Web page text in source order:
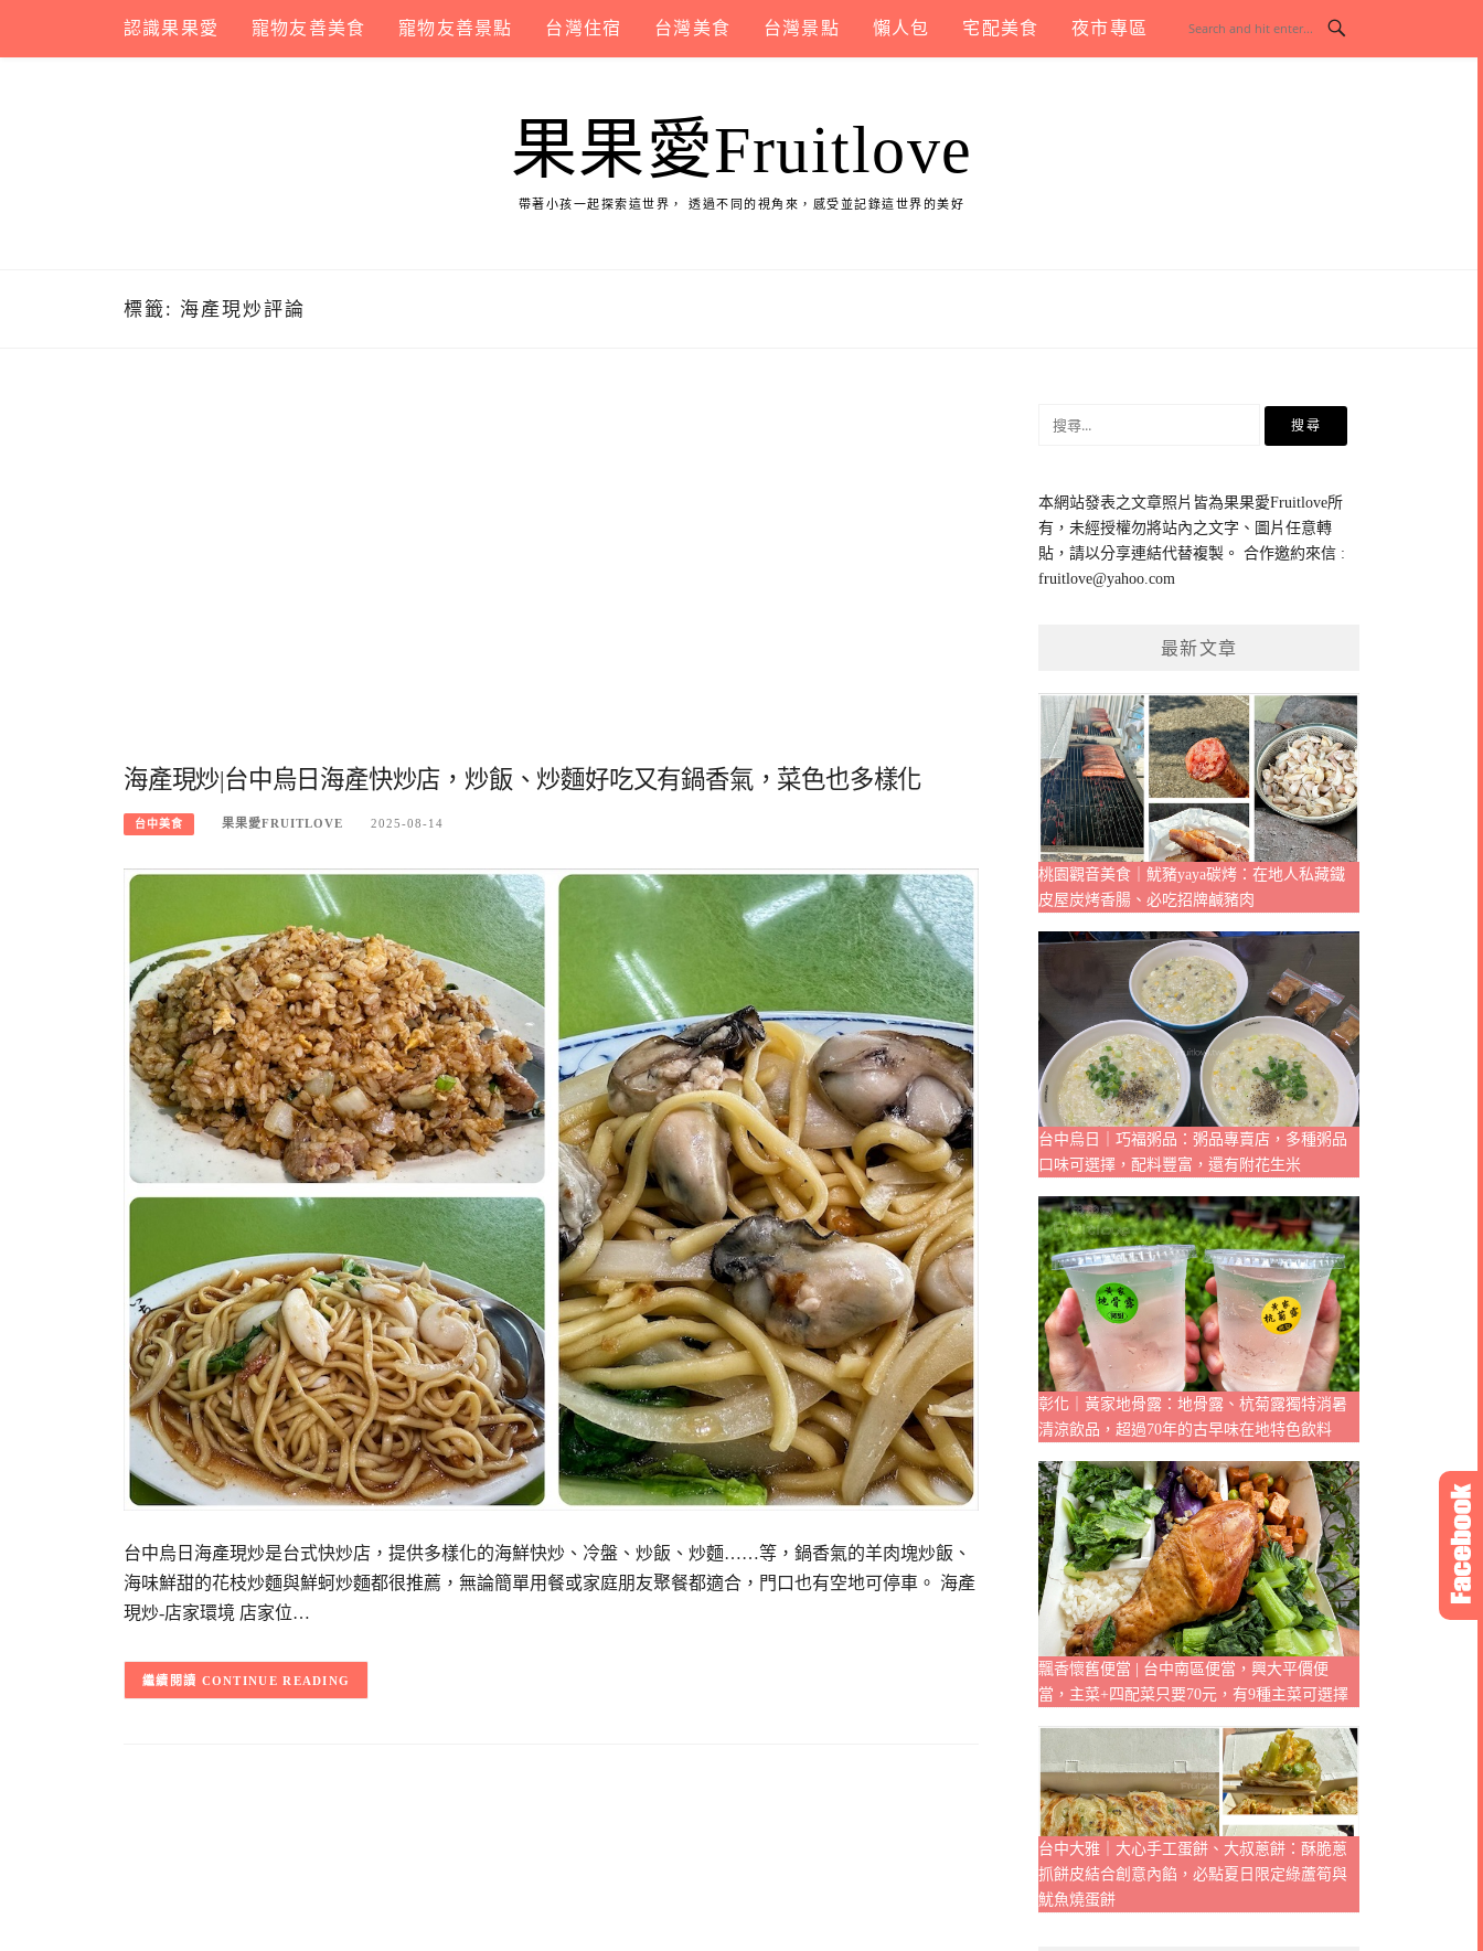
content
認識果果愛 寵物友善美食 寵物友善景點 台灣住宿 台灣美食 台灣景點 懶人包 宅配美食 夜市專區
果果愛Fruitlove
帶著小孩一起探索這世界， 透過不同的視角來，感受並記錄這世界的美好
標籤: 海產現炒評論
海產現炒|台中烏日海產快炒店，炒飯、炒麵好吃又有鍋香氣，菜色也多樣化
台中美食 果果愛FRUITLOVE 2025-08-14
台中烏日海產現炒是台式快炒店，提供多樣化的海鮮快炒、冷盤、炒飯、炒麵……等，鍋香氣的羊肉塊炒飯、
海味鮮甜的花枝炒麵與鮮蚵炒麵都很推薦，無論簡單用餐或家庭朋友聚餐都適合，門口也有空地可停車。 海產
現炒-店家環境 店家位…
CONTINUE READING
鍵
字:
本網站發表之文章照片皆為果果愛Fruitlove所
有，未經授權勿將站內之文字、圖片任意轉
貼，請以分享連結代替複製。 合作邀約來信 :
fruitlove@yahoo.com
最新文章
桃園觀音美食｜魷豬yaya碳烤：在地人私藏鐵
皮屋炭烤香腸、必吃招牌鹹豬肉
台中烏日｜巧福粥品：粥品專賣店，多種粥品
口味可選擇，配料豐富，還有附花生米
彰化｜黃家地骨露：地骨露、杭菊露獨特消暑
清涼飲品，超過70年的古早味在地特色飲料
飄香懷舊便當 | 台中南區便當，興大平價便
當，主菜+四配菜只要70元，有9種主菜可選擇
台中大雅｜大心手工蛋餅、大叔蔥餅：酥脆蔥
抓餅皮結合創意內餡，必點夏日限定綠蘆筍與
魷魚燒蛋餅